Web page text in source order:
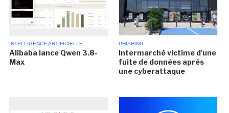
INTELLIGENCE ARTIFICIELLE
Alibaba lance Qwen 3.8-
Max
PHISHING
Intermarché victime d'une
fuite de données après
une cyberattaque